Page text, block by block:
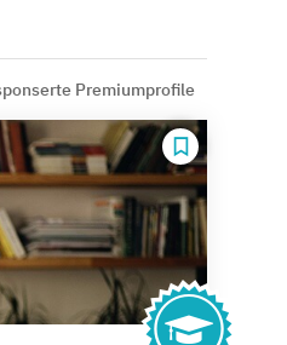
Premiumprofile